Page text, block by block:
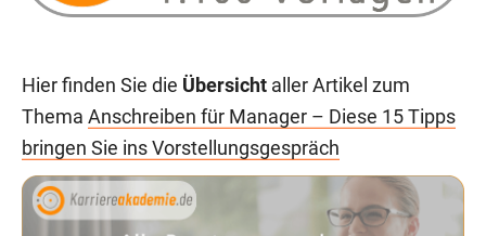
Hier finden Sie die Übersicht aller Artikel zum
Thema Anschreiben für Manager – Diese 15 Tipps
bringen Sie ins Vorstellungsgespräch